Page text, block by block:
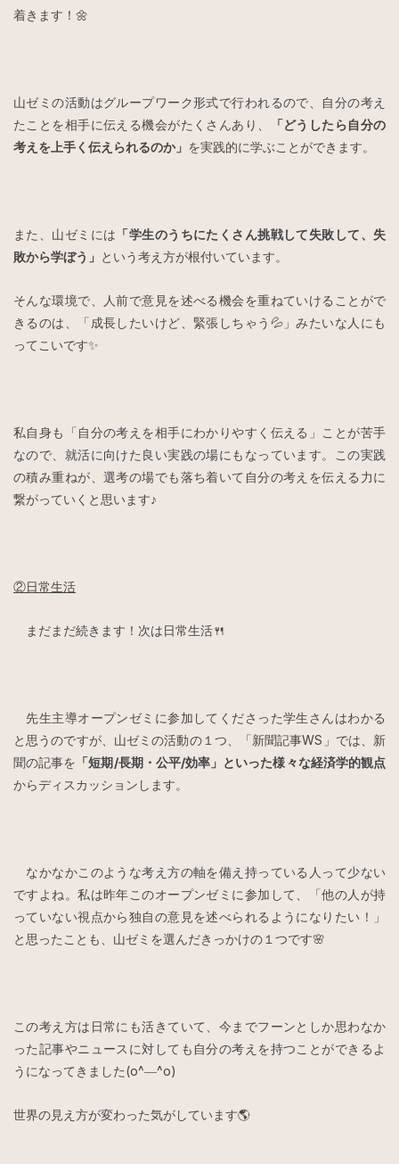
着きます！🌼
山ゼミの活動はグループワーク形式で行われるので、自分の考え
たことを相手に伝える機会がたくさんあり、
「どうしたら自分の
考えを上手く伝えられるのか」 を実践的に学ぶことができます。
また、山ゼミには 「学生のうちにたくさん挑戦して失敗して、失
敗から学ぼう」 という考え方が根付いています。
そんな環境で、人前で意見を述べる機会を重ねていけることがで
きるのは、「成長したいけど、緊張しちゃう💦」みたいな人にも
ってこいです✨
私自身も「自分の考えを相手にわかりやすく伝える」ことが苦手
なので、就活に向けた良い実践の場にもなっています。この実践
の積み重ねが、選考の場でも落ち着いて自分の考えを伝える力に
繋がっていくと思います♪
②日常生活
まだまだ続きます！次は日常生活🍴
先生主導オープンゼミに参加してくださった学生さんはわかる
と思うのですが、山ゼミの活動の１つ、「新聞記事WS」では、新
聞の記事を 「短期/長期・公平/効率」といった様々な経済学的観点
からディスカッションします。
なかなかこのような考え方の軸を備え持っている人って少ない
ですよね。私は昨年このオープンゼミに参加して、「他の人が持
っていない視点から独自の意見を述べられるようになりたい！」
と思ったことも、山ゼミを選んだきっかけの１つです🌸
この考え方は日常にも活きていて、今までフーンとしか思わなか
った記事やニュースに対しても自分の考えを持つことができるよ
うになってきました(o^―^o)
世界の見え方が変わった気がしています🌎